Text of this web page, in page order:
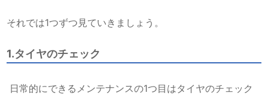
それでは1つずつ見ていきましょう。
1.タイヤのチェック
日常的にできるメンテナンスの1つ目はタイヤのチェック